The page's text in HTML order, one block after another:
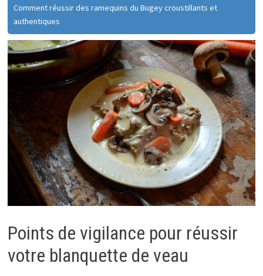
Comment réussir des ramequins du Bugey croustillants et
authentiques
Points de vigilance pour réussir
votre blanquette de veau